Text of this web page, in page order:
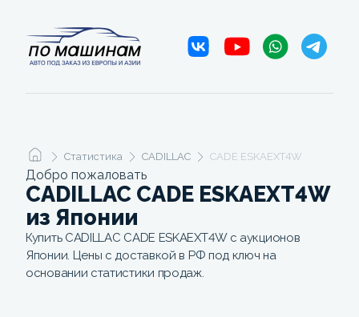
Статистика CADILLAC CADE ESKAEXT4W
Добро пожаловать
CADILLAC CADE ESKAEXT4W
из Японии
Купить CADILLAC CADE ESKAEXT4W с аукционов
Японии. Цены с доставкой в РФ под ключ на
основании статистики продаж.